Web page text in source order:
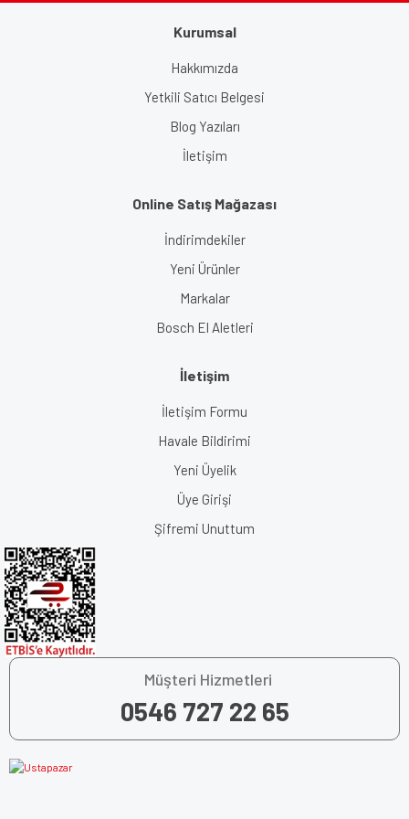
Kurumsal
Hakkımızda
Yetkili Satıcı Belgesi
Blog Yazıları
İletişim
Online Satış Mağazası
İndirimdekiler
Yeni Ürünler
Markalar
Bosch El Aletleri
İletişim
İletişim Formu
Havale Bildirimi
Yeni Üyelik
Üye Girişi
Şifremi Unuttum
Müşteri Hizmetleri
0546 727 22 65